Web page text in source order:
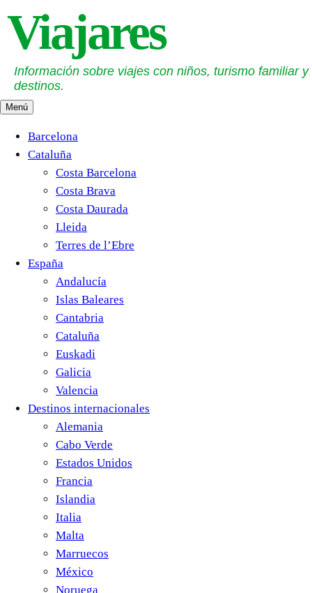
contenido
Viajares
Información sobre viajes con niños, turismo familiar y
destinos.
Menú
Barcelona
Cataluña
Costa Barcelona
Costa Brava
Costa Daurada
Lleida
Terres de l’Ebre
España
Andalucía
Islas Baleares
Cantabria
Cataluña
Euskadi
Galicia
Valencia
Destinos internacionales
Alemania
Cabo Verde
Estados Unidos
Francia
Islandia
Italia
Malta
Marruecos
México
Noruega